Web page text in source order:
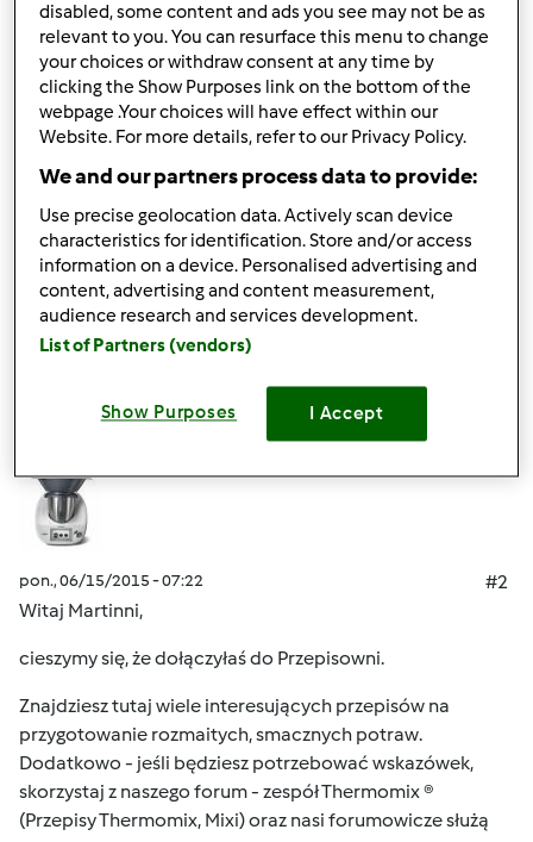
ndz., 06/14/2015 - 09:54
Kochani jestem nowa i od piątku posiadam TM5 ..jestem
mega podekscytowana i ciesze się, że będę mogła dzielić
się z Wami przepisami oraz oczywiście korzystać z
Waszych rad i przepisów. Miłego gotowania
POZDRAWIAM
Góra strony
Zalogujlub
komentarze
pon., 06/15/2015 - 07:22
#2
Witaj Martinni,
cieszymy się, że dołączyłaś do Przepisowni.
Znajdziesz tutaj wiele interesujących przepisów na
przygotowanie rozmaitych, smacznych potraw.
Dodatkowo - jeśli będziesz potrzebować wskazówek,
skorzystaj z naszego forum - zespół Thermomix ®
(Przepisy Thermomix, Mixi) oraz nasi forumowicze służą
disabled, some content and ads you see may not be as
relevant to you. You can resurface this menu to change
your choices or withdraw consent at any time by
clicking the Show Purposes link on the bottom of the
webpage .Your choices will have effect within our
Website. For more details, refer to our Privacy Policy.
We and our partners process data to provide:
Use precise geolocation data. Actively scan device
characteristics for identification. Store and/or access
information on a device. Personalised advertising and
content, advertising and content measurement,
audience research and services development.
List of Partners (vendors)
Show Purposes I Accept